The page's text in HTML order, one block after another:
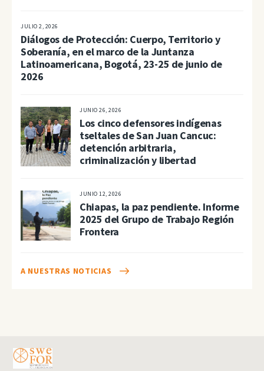
JULIO 2, 2026
Diálogos de Protección: Cuerpo, Territorio y
Soberanía, en el marco de la Juntanza
Latinoamericana, Bogotá, 23-25 de junio de
2026
JUNIO 26, 2026
Los cinco defensores indígenas
tseltales de San Juan Cancuc:
detención arbitraria,
criminalización y libertad
JUNIO 12, 2026
Chiapas, la paz pendiente. Informe
2025 del Grupo de Trabajo Región
Frontera
A NUESTRAS NOTICIAS